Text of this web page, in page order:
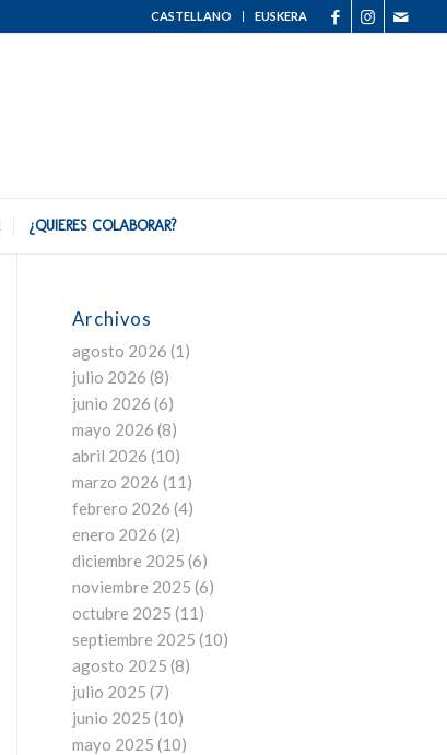
CASTELLANO EUSKERA
¿QUIERES COLABORAR?
Archivos
agosto 2026 (1)
julio 2026 (8)
junio 2026 (6)
mayo 2026 (8)
abril 2026 (10)
marzo 2026 (11)
febrero 2026 (4)
enero 2026 (2)
diciembre 2025 (6)
noviembre 2025 (6)
octubre 2025 (11)
septiembre 2025 (10)
agosto 2025 (8)
julio 2025 (7)
junio 2025 (10)
mayo 2025 (10)